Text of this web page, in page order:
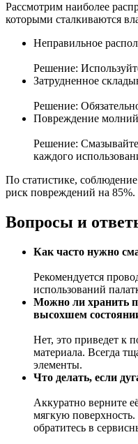
Рассмотрим наиболее
которыми сталкиваются
Неправильное
Решение:
Затрудненное
Решение:
Повреждение молний
Решение:
каждого
По статистике,
риск повреждений на 85%.
Вопросы и
Как часто нужно
Рекомендуется
использований
Можно ли хранить
высохшем
Нет, это приведет к
материала. Всегда
элементы.
Что делать, если
Аккуратно верните
мягкую
обратитесь в